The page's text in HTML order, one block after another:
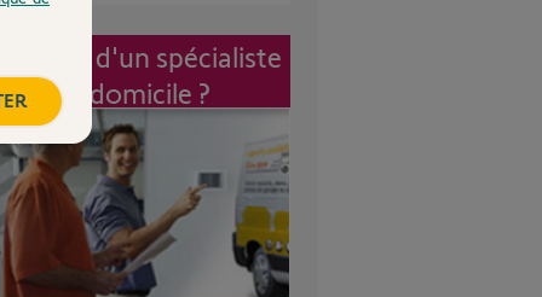
d'un spécialiste
à mon domicile ?